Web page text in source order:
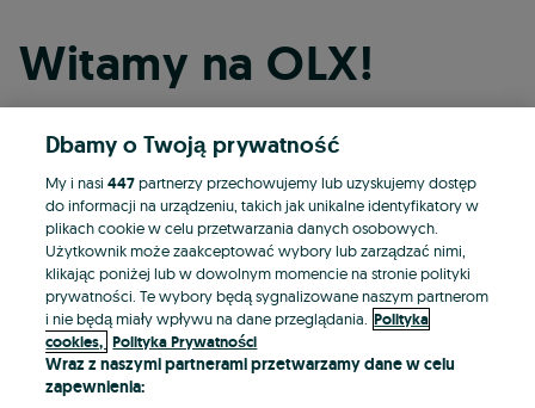
Witamy na OLX!
Kontynuuj przez Facebooka
Kontynuuj przez konto Apple
Kontynuuj przez konto Google
LUB
Dbamy o Twoją prywatność
My i nasi447partnerzy przechowujemy lub uzyskujemy dostęp
do informacji na urządzeniu, takich jak unikalne identyfikatory w
plikach cookie w celu przetwarzania danych osobowych.
Użytkownik może zaakceptować wybory lub zarządzać nimi,
klikając poniżej lub w dowolnym momencie na stronie polityki
prywatności. Te wybory będą sygnalizowane naszym partnerom
i nie będą miały wpływu na dane przeglądania. Polityka
cookies, Polityka Prywatności
Wraz z naszymi partnerami przetwarzamy dane w celu
zapewnienia: